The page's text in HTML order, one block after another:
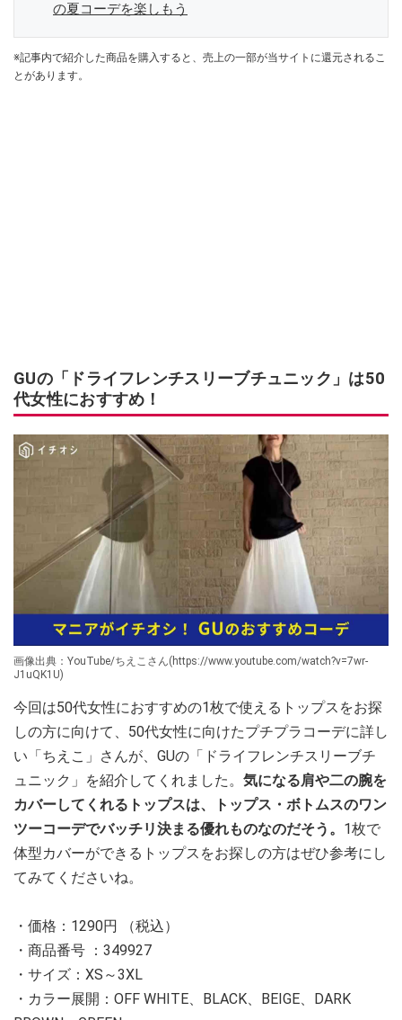
の夏コーデを楽しもう
※記事内で紹介した商品を購入すると、売上の一部が当サイトに還元されるこ
とがあります。
GUの「ドライフレンチスリーブチュニック」は50
代女性におすすめ！
画像出典：YouTube/ちえこさん(https://www.youtube.com/watch?v=7wr-
J1uQK1U)
今回は50代女性におすすめの1枚で使えるトップスをお探
しの方に向けて、50代女性に向けたプチプラコーデに詳し
い「ちえこ」さんが、GUの「ドライフレンチスリーブチ
ュニック」を紹介してくれました。 気になる肩や二の腕を
カバーしてくれるトップスは、トップス・ボトムスのワン
ツーコーデでバッチリ決まる優れものなのだそう。 1枚で
体型カバーができるトップスをお探しの方はぜひ参考にし
てみてくださいね。
・価格：1290円 （税込）
・商品番号 ：349927
・サイズ：XS～3XL
・カラー展開：OFF WHITE、BLACK、BEIGE、DARK